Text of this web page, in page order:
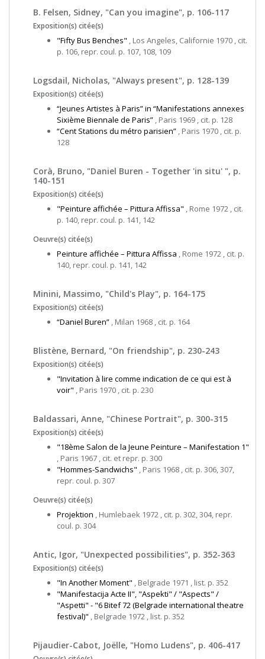
B. Felsen, Sidney, "Can you imagine", p. 106-117
Exposition(s) citée(s)
"Fifty Bus Benches" , Los Angeles, Californie 1970 , cit.
p. 106, repr. coul. p. 107, 108, 109
Logsdail, Nicholas, "Always present", p. 128-139
Exposition(s) citée(s)
“Jeunes Artistes à Paris” in “Manifestations annexes
Sixième Biennale de Paris” , Paris 1969 , cit. p. 128
“Cent Stations du métro parisien” , Paris 1970 , cit. p.
128
Corà, Bruno, "Daniel Buren - Together 'in situ' ", p.
140-151
Exposition(s) citée(s)
"Peinture affichée – Pittura Affissa" , Rome 1972 , cit.
p. 140, repr. coul. p. 141, 142
Oeuvre(s) citée(s)
Peinture affichée – Pittura Affissa , Rome 1972 , cit. p.
140, repr. coul. p. 141, 142
Minini, Massimo, "Child's Play", p. 164-175
Exposition(s) citée(s)
“Daniel Buren” , Milan 1968 , cit. p. 164
Blistène, Bernard, "On friendship", p. 230-243
Exposition(s) citée(s)
"Invitation à lire comme indication de ce qui est à
voir" , Paris 1970 , cit. p. 230
Baldassari, Anne, "Chinese Portrait", p. 300-315
Exposition(s) citée(s)
"18ème Salon de la Jeune Peinture – Manifestation 1"
, Paris 1967 , cit. et repr. p. 300
"Hommes-Sandwichs" , Paris 1968 , cit. p. 306, 307,
repr. coul. p. 307
Oeuvre(s) citée(s)
Projektion , Humlebaek 1972 , cit. p. 302, 304, repr.
coul. p. 304
Antic, Igor, "Unexpected possibilities", p. 352-363
Exposition(s) citée(s)
"In Another Moment" , Belgrade 1971 , list. p. 352
"Manifestacija Acte II", "Aspekti" / "Aspects" /
"Aspetti" - "6 Bitef 72 (Belgrade international theatre
festival)" , Belgrade 1972 , list. p. 352
Pijaudier-Cabot, Joëlle, "Homo Ludens", p. 406-417